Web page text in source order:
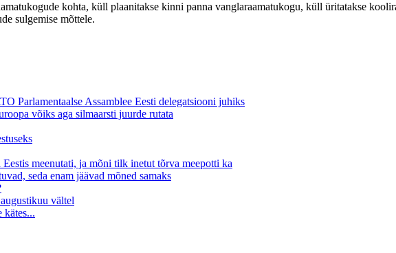
kohta, küll plaanitakse kinni panna vanglaraamatukogu, küll üritatakse
sulgemise mõttele.
Parlamentaalse Assamblee Eesti delegatsiooni juhiks
võiks aga silmaarsti juurde rutata
meenutati, ja mõni tilk inetut tõrva meepotti ka
seda enam jäävad mõned samaks
vältel
kätes...